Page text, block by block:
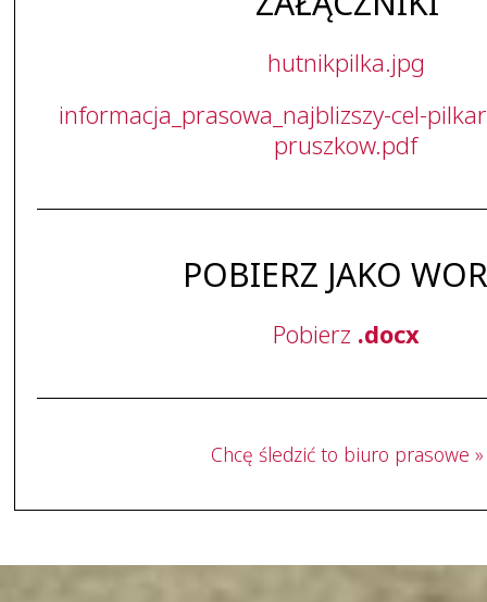
hutnikpilka.jpg
informacja_prasowa_najblizszy-cel-
pruszkow.pdf
POBIERZ JAKO
Pobierz .docx
Chcę śledzić to biuro prasowe »